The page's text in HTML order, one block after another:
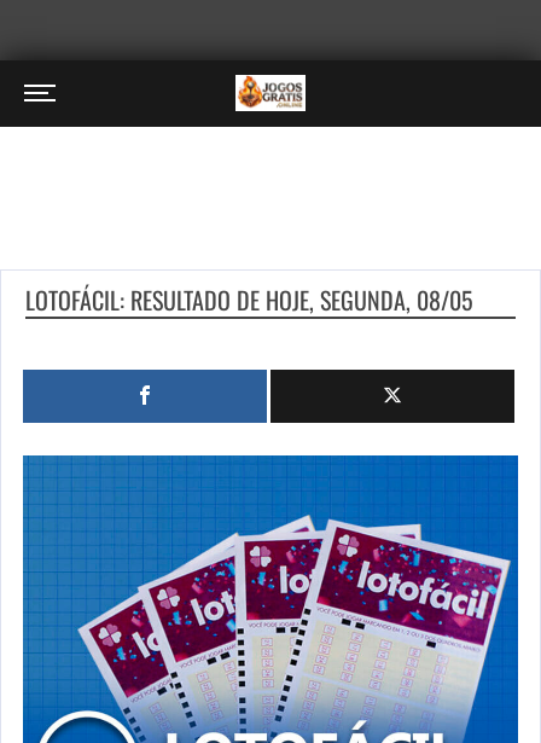
LOTOFÁCIL: RESULTADO DE HOJE, SEGUNDA, 08/05